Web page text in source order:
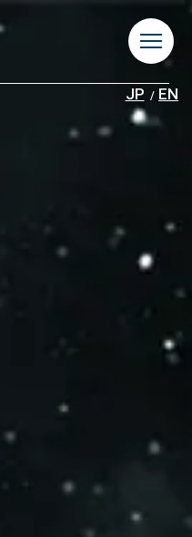
JP EN